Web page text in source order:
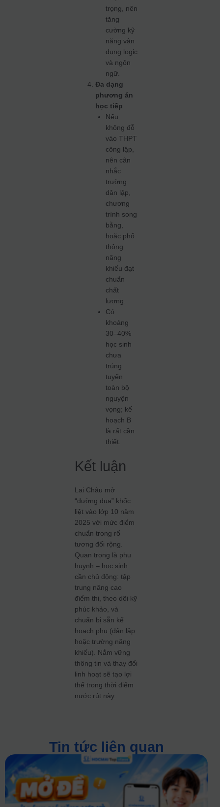
trọng, nên
tăng
cường kỹ
năng vận
dụng logic
và ngôn
ngữ.
Đa dạng
phương án
học tiếp
Nếu
không đỗ
vào THPT
công lập,
nên cân
nhắc
trường
dân lập,
chương
trình song
bằng,
hoặc phổ
thông
năng
khiếu đạt
chuẩn
chất
lượng.
Có
khoảng
30–40%
học sinh
chưa
trúng
tuyển
toàn bộ
nguyện
vọng; kế
hoạch B
là rất cần
thiết.
Kết luận
Lai Châu mở
“đường đua” khốc
liệt vào lớp 10 năm
2025 với mức điểm
chuẩn trong rổ
tương đối rộng.
Quan trọng là phụ
huynh – học sinh
cần chủ động: tập
trung nâng cao
điểm thi, theo dõi kỹ
phúc khảo, và
chuẩn bị sẵn kế
hoạch phụ (dân lập
hoặc trường năng
khiếu). Nắm vững
thông tin và thay đổi
linh hoạt sẽ tạo lợi
thế trong thời điểm
nước rút này.
Tin tức liên quan